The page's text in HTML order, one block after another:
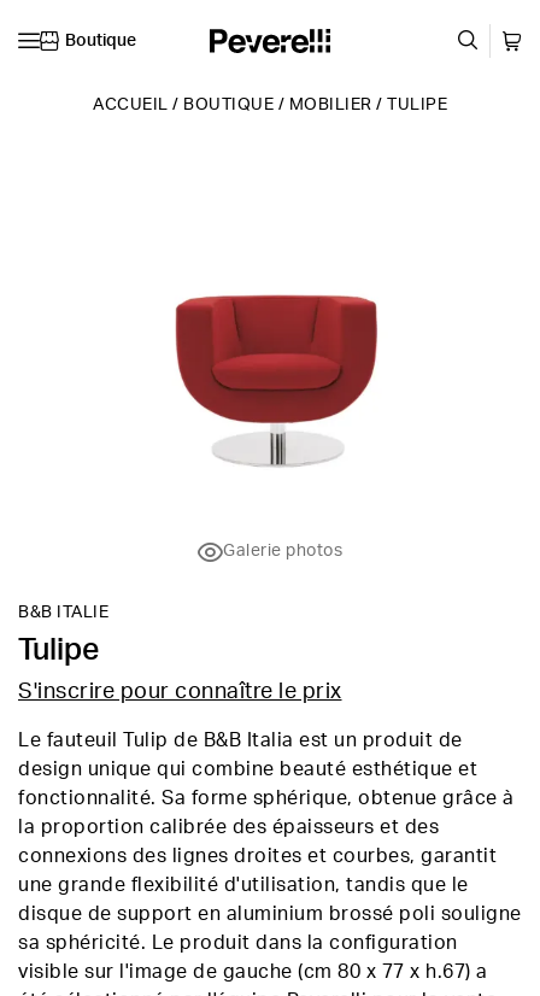
Boutique
ACCUEIL / BOUTIQUE / MOBILIER / TULIPE
Galerie photos
B&B ITALIE
Tulipe
S'inscrire pour connaître le prix
Le fauteuil Tulip de B&B Italia est un produit de
design unique qui combine beauté esthétique et
fonctionnalité. Sa forme sphérique, obtenue grâce à
la proportion calibrée des épaisseurs et des
connexions des lignes droites et courbes, garantit
une grande flexibilité d'utilisation, tandis que le
disque de support en aluminium brossé poli souligne
sa sphéricité. Le produit dans la configuration
visible sur l'image de gauche (cm 80 x 77 x h.67) a